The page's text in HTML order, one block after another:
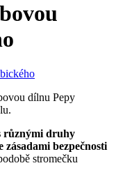
dílnu Pepy
různými druhy
bezpečnosti
stromečku